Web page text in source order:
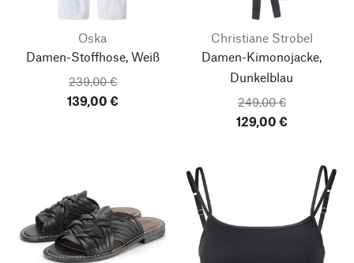
Oska
Damen-Stoffhose, Weiß
239,00 €
139,00 €
Christiane Strobel
Damen-Kimonojacke,
Dunkelblau
249,00 €
129,00 €